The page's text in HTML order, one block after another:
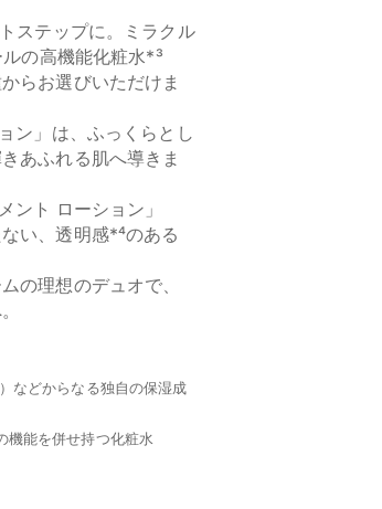
100mL
ト クリーム
かに広がり、内に秘めた
弾むような肌へ。
ステップに。ミラクル
の高機能化粧水*³
らお選びいただけま
ン」は、ふっくらとし
あふれる肌へ導きま
ント ローション」
い、透明感*⁴のある
の理想のデュオで、
などからなる独自の保湿成
機能を併せ持つ化粧水